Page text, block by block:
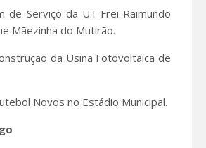
de Serviço da U.I Frei Raimundo
Mãezinha do Mutirão.
da Usina Fotovoltaica de
Novos no Estádio Municipal.